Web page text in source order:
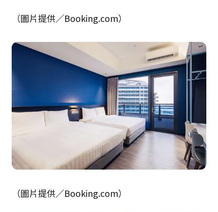
（圖片提供／Booking.com）
（圖片提供／Booking.com）